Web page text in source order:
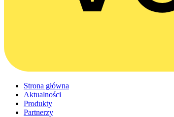
Strona główna
Aktualności
Produkty
Partnerzy